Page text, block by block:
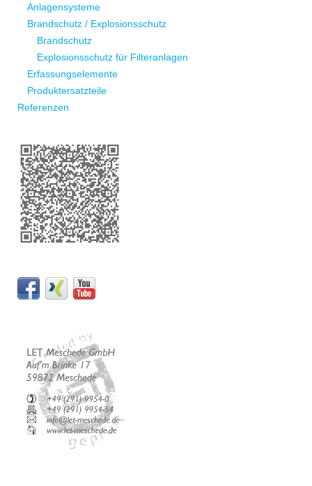
Anlagensysteme
Brandschutz / Explosionsschutz
Brandschutz
Explosionsschutz für Filteranlagen
Erfassungselemente
Produktersatzteile
Referenzen